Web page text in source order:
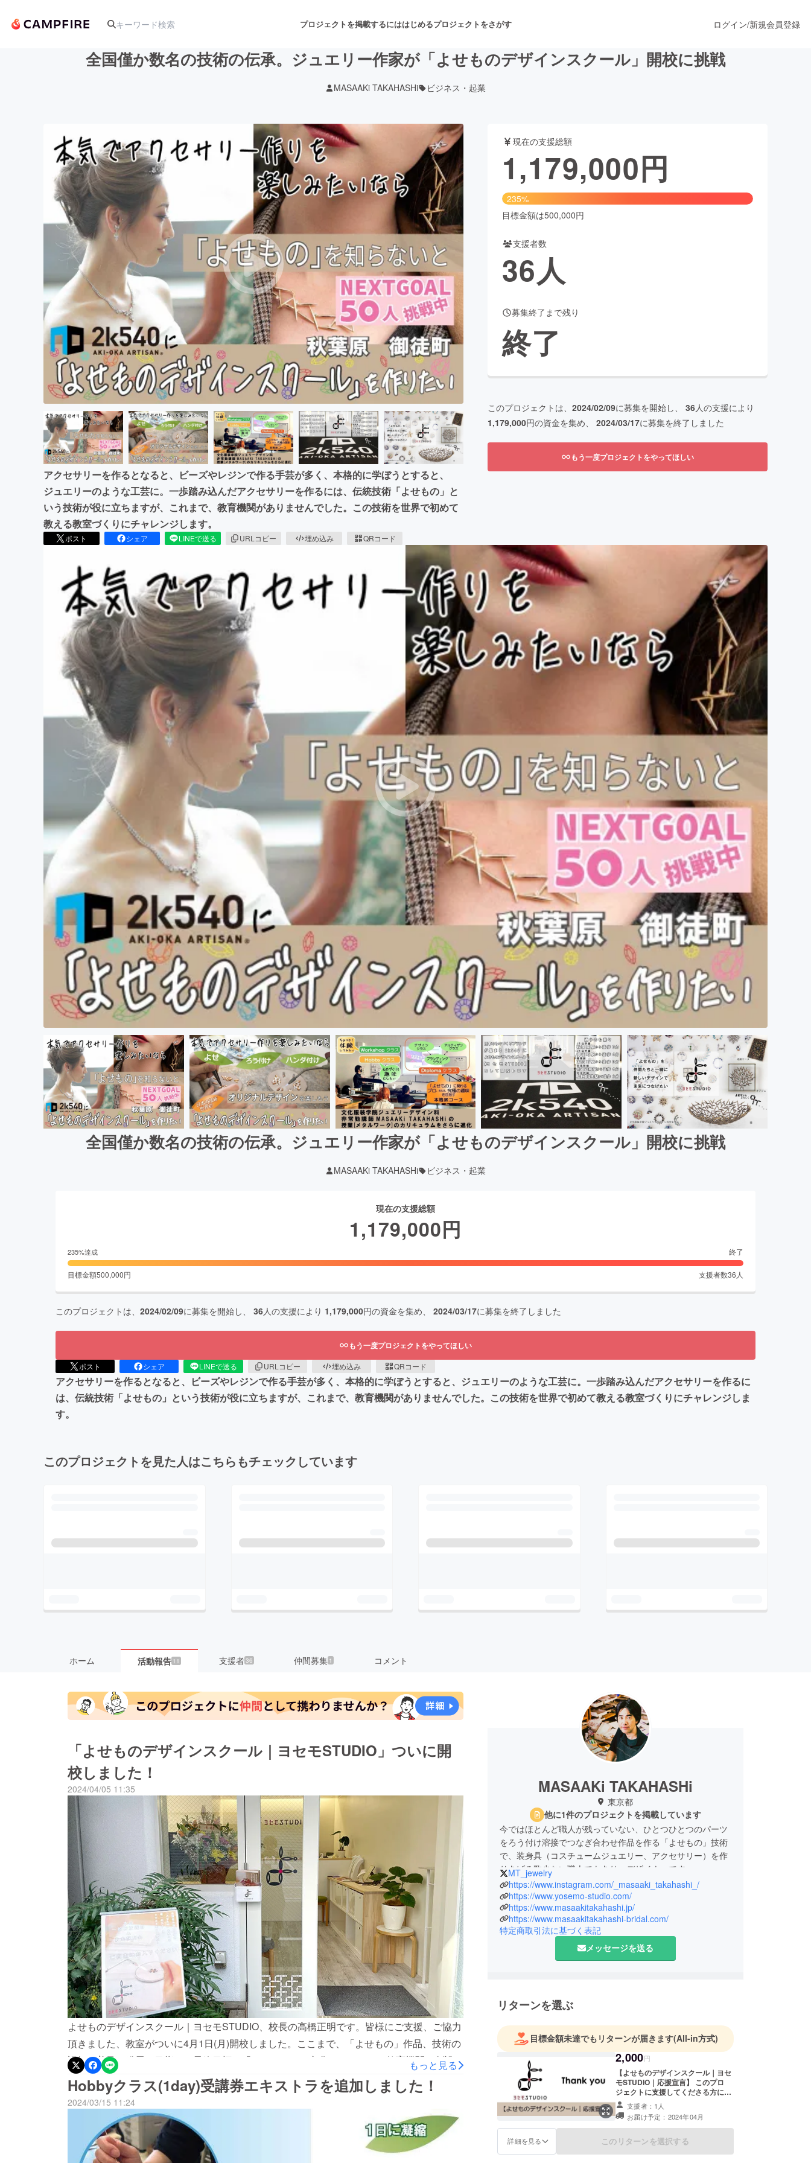
プロジェクトを掲載するにははじめるプロジェクトをさがす
アート・写真 音楽 舞台・パフォーマンス
テクノロジー・ガジェット ゲーム・サービス開発 フード・飲食店 ファッション
映像・映画 アニメ・漫画
ビジネス・起業 チャレンジ ビューティー・ヘルスケア
まちづくり・地域活性化
CAMPFIRE for Social GoodCAMPFIRE Creation
CAMPFIREふるさと納税machi-yaコミュニティ
ログイン/新規会員登録
全国僅か数名の技術の伝承。ジュエリー作家が「よせものデザインスクール」開校に挑戦
MASAAKi TAKAHASHi ビジネス・起業
アクセサリーを作るとなると、ビーズやレジンで作る手芸が多く、本格的に学ぼうとすると、
ジュエリーのような工芸に。一歩踏み込んだアクセサリーを作るには、伝統技術「よせもの」と
いう技術が役に立ちますが、これまで、教育機関がありませんでした。この技術を世界で初めて
教える教室づくりにチャレンジします。
ポスト シェア LINEで送る URLコピー 埋め込み QRコード
現在の支援総額
1,179,000円
235%
目標金額は500,000円
支援者数
36人
募集終了まで残り
終了
このプロジェクトは、 2024/02/09に募集を開始し、 36人の支援により
1,179,000円の資金を集め、 2024/03/17に募集を終了しました
もう一度プロジェクトをやってほしい
全国僅か数名の技術の伝承。ジュエリー作家が「よせものデザインスクール」開校に挑戦
MASAAKi TAKAHASHi ビジネス・起業
現在の支援総額
1,179,000円
235%達成 終了
目標金額500,000円 支援者数36 人
このプロジェクトは、 2024/02/09に募集を開始し、 36人の支援により 1,179,000円の資金を集め、 2024/03/17に募集を終了しました
もう一度プロジェクトをやってほしい
ポスト シェア LINEで送る URLコピー 埋め込み QRコード
アクセサリーを作るとなると、ビーズやレジンで作る手芸が多く、本格的に学ぼうとすると、ジュエリーのような工芸に。一歩踏み込んだアクセサリーを作るに
は、伝統技術「よせもの」という技術が役に立ちますが、これまで、教育機関がありませんでした。この技術を世界で初めて教える教室づくりにチャレンジしま
す。
このプロジェクトを見た人はこちらもチェックしています
ホーム 活動報告 11 支援者36 仲間募集 1 コメント
「よせものデザインスクール｜ヨセモSTUDIO」ついに開
校しました！
2024/04/05 11:35
よせものデザインスクール｜ヨセモSTUDIO、校長の高橋正明です。皆様にご支援、ご協力
頂きました、教室がついに4月1日(月)開校しました。ここまで、「よせもの」作品、技術の
認知・普及・発展を目指した最終目標、「よせもの」を文化にするべく、教育機関の創設と
いう夢がスタートしたことになります。私にとっては、とても嬉しいことですが、これから
どれだけ共感して頂き、この教室に来ていただけるかが不安を抱えながらのスタートです。
しかし、クラウドファンディングの結果が、予想以上に本格的コースへのお申し込みが多
く、私の励みになっています。4月は、ワークショップクラスのみの開催となりますが、ご
興味ございましたら、ぜひ、ご参加ください。プレオープンイベントで行われたろう付け体
もっと見る
Hobbyクラス(1day)受講券エキストラを追加しました！
2024/03/15 11:24
MASAAKi TAKAHASHi
東京都
他に1件のプロジェクトを掲載しています
今ではほとんど職人が残っていない、ひとつひとつのパーツ
をろう付け溶接でつなぎ合わせ作品を作る「よせもの」技術
で、装身具（コスチュームジュエリー、アクセサリー）を作
りあげる数少ない職人でもあり、デザイナーです。
大学では建築を学び、卒業後フィンランドの建築家ユハ・レ
イヴィスカの元で仕事をし帰国。その後、デザイン事務所を
立ち上げながら、父の経営するアクセサリーメーカー「有限
会社アトリエ・エイト」を手伝っていました。その後、「よ
せもの」技術を継承する人がいないことを知り、日本のもの
づくりの危機を感じ、「よせもの」技術の認知・普及を目的
に、2012年にオリジナルブランド[MASAAKi TAKAHASHi]を
ショップ]をオープンしました。現在は、技術の普及を目的
に、文化服装学院ファッション工芸ジュエリーデザイン科で
非常勤講師としても指導をしています。
有限会社アトリエ・エイト
代表取締役 高橋正明
MT_jewelry
https://www.instagram.com/_masaaki_takahashi_/
https://www.yosemo-studio.com/
https://www.masaakitakahashi.jp/
https://www.masaakitakahashi-bridal.com/
特定商取引法に基づく表記
メッセージを送る
リターンを選ぶ
目標金額未達でもリターンが届きます(All-in方式)
2,000円
【よせものデザインスクール｜ヨセ
モSTUDIO｜応援宣言】 このプロ
ジェクトに支援してくださる方に、
校長の高橋正明より、お礼のカード
と教室案内を送らせて頂きます。
支援者：1人
お届け予定：2024年04月
詳細を見る このリターンを選択する